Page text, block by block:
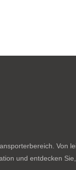
Von
und entdecken